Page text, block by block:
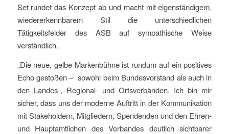
Set rundet das Konzept ab und macht mit eigenständigem,
wiedererkennbarem Stil die unterschiedlichen
Tätigkeitsfelder des ASB auf sympathische Weise
verständlich.
„Die neue, gelbe Markenbühne ist rundum auf ein positives
Echo gestoßen – sowohl beim Bundesvorstand als auch in
den Landes-, Regional- und Ortsverbänden. Ich bin mir
sicher, dass uns der moderne Auftritt in der Kommunikation
mit Stakeholdern, Mitgliedern, Spendenden und den Ehren-
und Hauptamtlichen des Verbandes deutlich sichtbarer